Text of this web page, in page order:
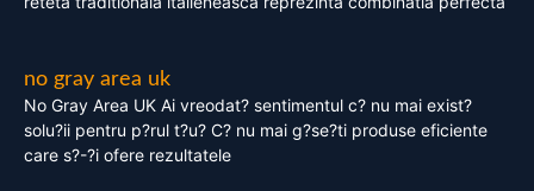
no gray area uk
No Gray Area UK Ai vreodat? sentimentul c? nu mai exist?
solu?ii pentru p?rul t?u? C? nu mai g?se?ti produse eficiente
care s?-?i ofere rezultatele